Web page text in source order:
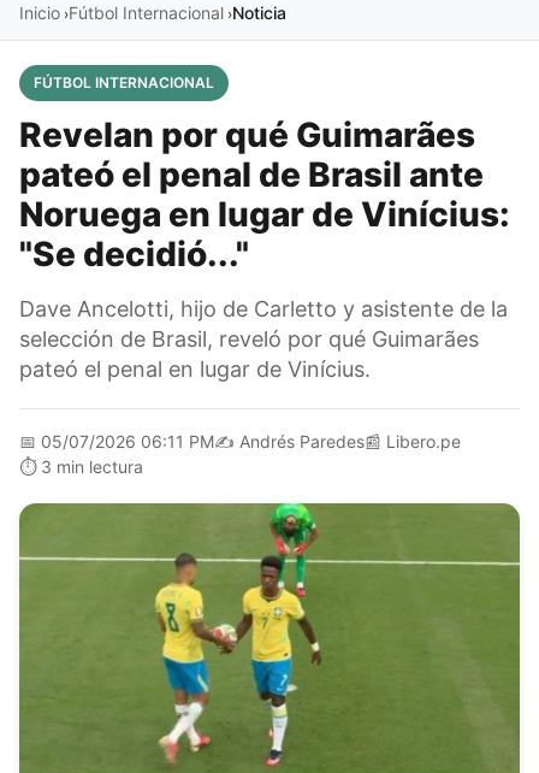
Inicio ›Fútbol Internacional ›Noticia
FÚTBOL INTERNACIONAL
Revelan por qué Guimarães
pateó el penal de Brasil ante
Noruega en lugar de Vinícius:
"Se decidió..."
Dave Ancelotti, hijo de Carletto y asistente de la
selección de Brasil, reveló por qué Guimarães
pateó el penal en lugar de Vinícius.
📅 05/07/2026 06:11 PM✍️ Andrés Paredes📰 Libero.pe
⏱️ 3 min lectura